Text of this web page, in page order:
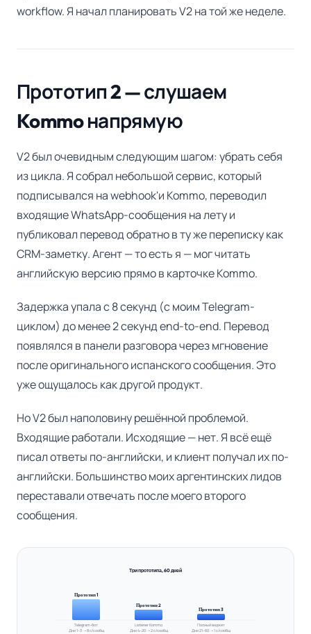
workflow. Я начал планировать V2 на той же неделе.
Прототип 2 — слушаем
Kommo напрямую
V2 был очевидным следующим шагом: убрать себя
из цикла. Я собрал небольшой сервис, который
подписывался на webhook'и Kommo, переводил
входящие WhatsApp-сообщения на лету и
публиковал перевод обратно в ту же переписку как
CRM-заметку. Агент — то есть я — мог читать
английскую версию прямо в карточке Kommo.
Задержка упала с 8 секунд (с моим Telegram-
циклом) до менее 2 секунд end-to-end. Перевод
появлялся в панели разговора через мгновение
после оригинального испанского сообщения. Это
уже ощущалось как другой продукт.
Но V2 был наполовину решённой проблемой.
Входящие работали. Исходящие — нет. Я всё ещё
писал ответы по-английски, и клиент получал их по-
английски. Большинство моих аргентинских лидов
переставали отвечать после моего второго
сообщения.
Три прототипа, 60 дней
Прототип 1
Telegram-бот
Дни 1–3 · ~8 с/сообщ
Прототип 2
Listener Kommo
Дни 4–20 · ~2 с/сообщ
Прототип 3
Полный виджет
Дни 21–60 · ~1 с/сообщ